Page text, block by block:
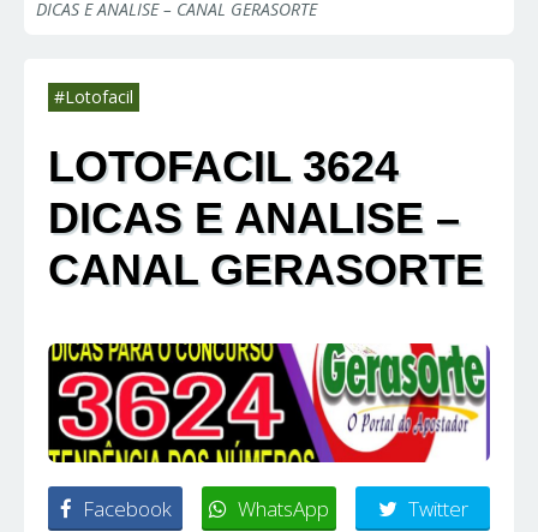
DICAS E ANALISE – CANAL GERASORTE
#Lotofacil
LOTOFACIL 3624
DICAS E ANALISE –
CANAL GERASORTE
Facebook WhatsApp Twitter